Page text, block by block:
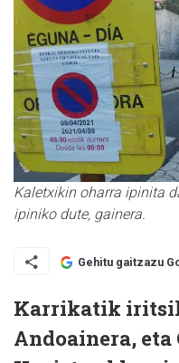
Kaletxikin oharra ipinita
ipiniko dute, gainera.
Gehitu gaitzazu
Karrikatik
Andoainera,